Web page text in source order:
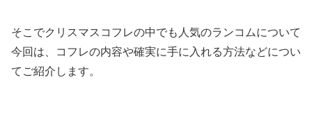
そこでクリスマスコフレの中でも人気のランコムについて
今回は、コフレの内容や確実に手に入れる方法などについ
てご紹介します。